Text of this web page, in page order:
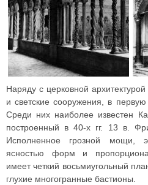
Наряду с церковной
и светские сооружения, в
Среди них наиболее известен
построенный в 40-х гг. 13 в.
Исполненное грозной мощи,
ясностью форм и
имеет четкий восьмиугольный
глухие многогранные бастионы.